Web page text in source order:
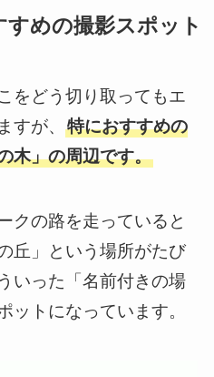
めの撮影スポット
をどう切り取ってもエ
すが、 特におすすめの
木」の周辺です。
クの路を走っていると
丘」という場所がたび
いった「名前付きの場
ットになっています。